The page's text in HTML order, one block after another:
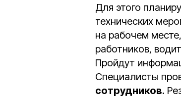
Для этого
технических
на рабочем
работников,
Пройдут
Специалисты
сотрудников.